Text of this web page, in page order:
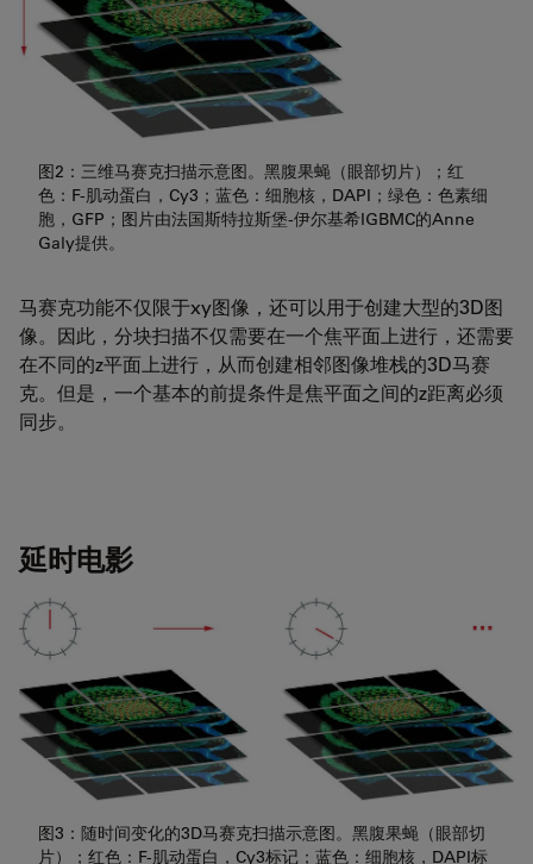
图2：三维马赛克扫描示意图。黑腹果蝇（眼部切片）；红
色：F-肌动蛋白，Cy3；蓝色：细胞核，DAPI；绿色：色素细
胞，GFP；图片由法国斯特拉斯堡-伊尔基希IGBMC的Anne
Galy提供。
马赛克功能不仅限于xy图像，还可以用于创建大型的3D图
像。因此，分块扫描不仅需要在一个焦平面上进行，还需要
在不同的z平面上进行，从而创建相邻图像堆栈的3D马赛
克。但是，一个基本的前提条件是焦平面之间的z距离必须
同步。
延时电影
图3：随时间变化的3D马赛克扫描示意图。黑腹果蝇（眼部切
片）；红色：F-肌动蛋白，Cy3标记；蓝色：细胞核，DAPI标